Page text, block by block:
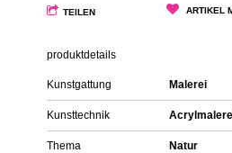
TEILEN ARTIKEL
produktdetails
Kunstgattung Malerei
Kunsttechnik
Thema
Natur